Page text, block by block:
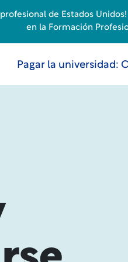
Pagar la universidad:
de Estados
en la Formación